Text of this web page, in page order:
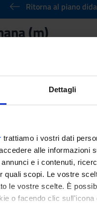
Dettagli
trattiamo i vostri dati
alle informazioni
e i contenuti,
quali scopi. Le vostre
le vostre scelte. È
o facendo clic
Ritorna al piano
(m)
mutuato dall'insegnamento